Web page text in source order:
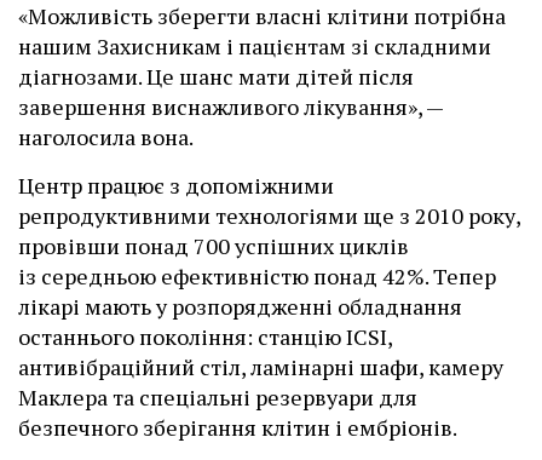
«Можливість зберегти власні клітини потрібна
нашим Захисникам і пацієнтам зі складними
діагнозами. Це шанс мати дітей після
завершення виснажливого лікування», —
наголосила вона.
Центр працює з допоміжними
репродуктивними технологіями ще з 2010 року,
провівши понад 700 успішних циклів
із середньою ефективністю понад 42%. Тепер
лікарі мають у розпорядженні обладнання
останнього покоління: станцію ІCSI,
антивібраційний стіл, ламінарні шафи, камеру
Маклера та спеціальні резервуари для
безпечного зберігання клітин і ембріонів.